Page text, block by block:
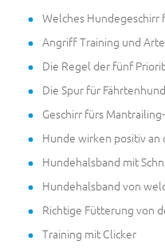
Welches Hundegeschirr
Angriff Training und
Die Regel der fünf
Die Spur für Fährtenhund
Geschirr fürs
Hunde wirken positiv an
Hundehalsband mit
Hundehalsband von
Richtige Fütterung von
Training mit Clicker